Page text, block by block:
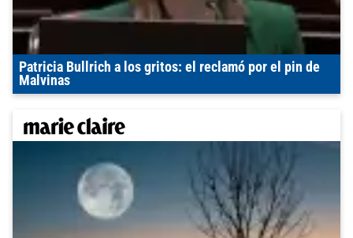
Patricia Bullrich a los gritos: el reclamó por el pin de
Malvinas